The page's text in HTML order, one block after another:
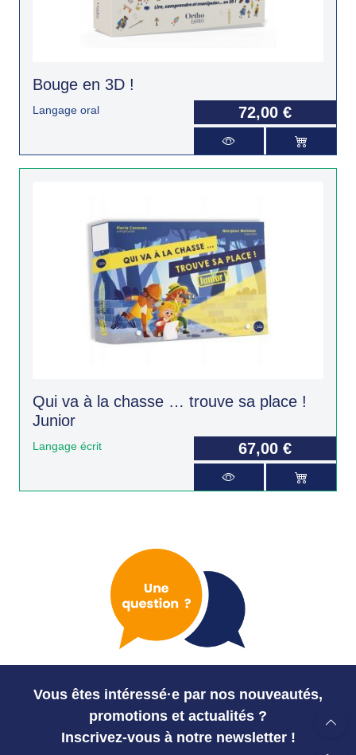
Bouge en 3D !
Langage oral 72,00 €
Qui va à la chasse … trouve sa place !
Junior
Langage écrit 67,00 €
Vous êtes intéressé·e par nos nouveautés,
promotions et actualités ?
Inscrivez-vous à notre newsletter !